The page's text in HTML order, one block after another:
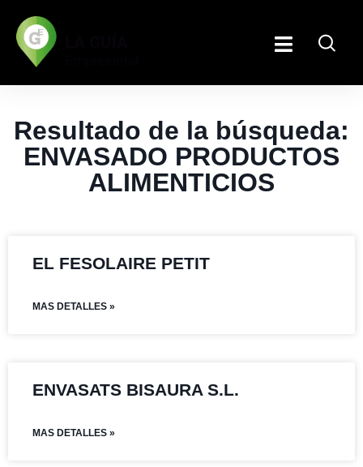
Resultado de la búsqueda:
ENVASADO PRODUCTOS
ALIMENTICIOS
EL FESOLAIRE PETIT
MAS DETALLES »
ENVASATS BISAURA S.L.
MAS DETALLES »